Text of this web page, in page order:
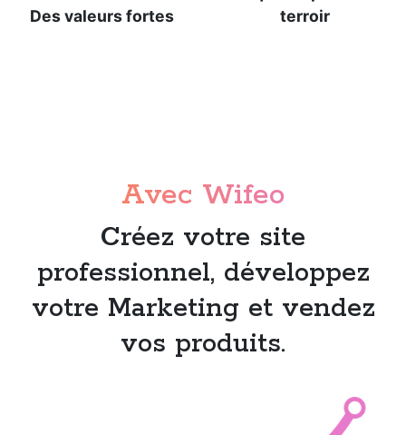
Des valeurs fortes
terroir
Avec Wifeo
Créez votre site
professionnel, développez
votre Marketing et vendez
vos produits.